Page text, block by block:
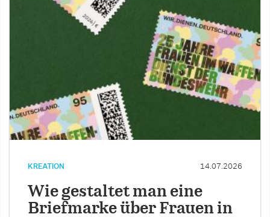
KREATION 14.07.2026
Wie gestaltet man eine
Briefmarke über Frauen in